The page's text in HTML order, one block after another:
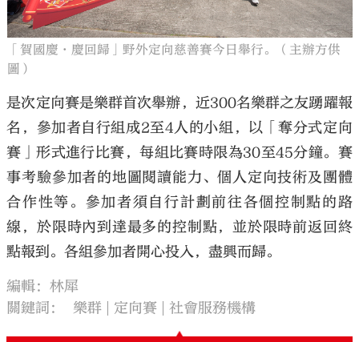
「賀國慶·慶回歸」野外定向慈善賽今日舉行。（主辦方供
圖）
是次定向賽是樂群首次舉辦，近300名樂群之友踴躍報
名，參加者自行組成2至4人的小組，以「奪分式定向
賽」形式進行比賽，每組比賽時限為30至45分鐘。賽
事考驗參加者的地圖閱讀能力、個人定向技術及團體
合作性等。參加者須自行計劃前往各個控制點的路
線，於限時內到達最多的控制點，並於限時前返回終
點報到。各組參加者開心投入，盡興而歸。
編輯：林犀
關鍵詞：
樂群 定向賽 社會服務機構